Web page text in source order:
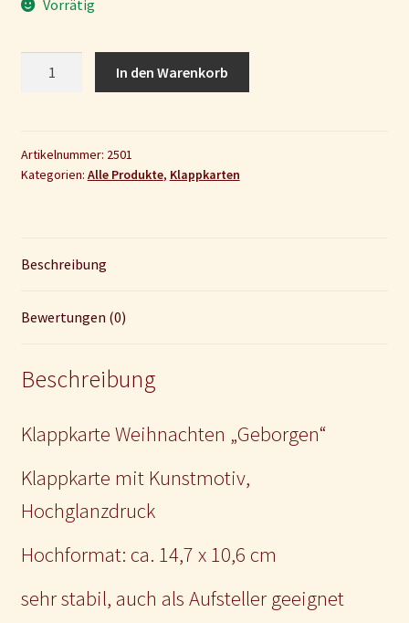
Vorrätig
In den Warenkorb
Artikelnummer: 2501
Kategorien: Alle Produkte, Klappkarten
Beschreibung
Bewertungen (0)
Beschreibung
Klappkarte Weihnachten „Geborgen“
Klappkarte mit Kunstmotiv,
Hochglanzdruck
Hochformat: ca. 14,7 x 10,6 cm
sehr stabil, auch als Aufsteller geeignet